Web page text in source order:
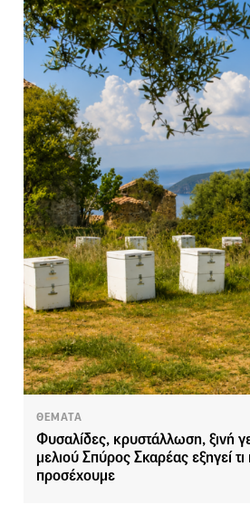
ΘΕΜΑΤΑ
Φυσαλίδες, κρυστάλλωση, ξινή
μελιού Σπύρος Σκαρέας εξηγεί τι
προσέχουμε